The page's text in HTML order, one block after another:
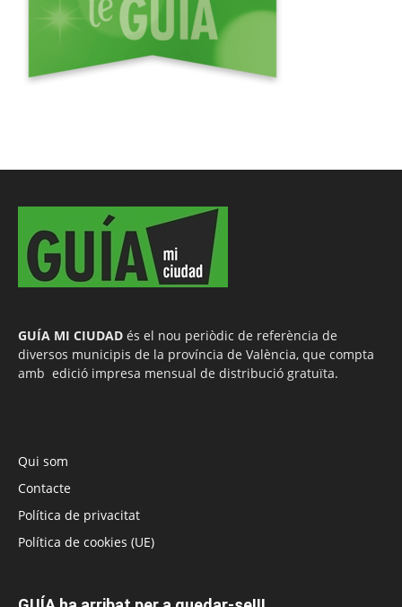
GUÍA MI CIUDAD és el nou periòdic de referència de
diversos municipis de la província de València, que compta
amb edició impresa mensual de distribució gratuïta.
Qui som
Contacte
Política de privacitat
Política de cookies (UE)